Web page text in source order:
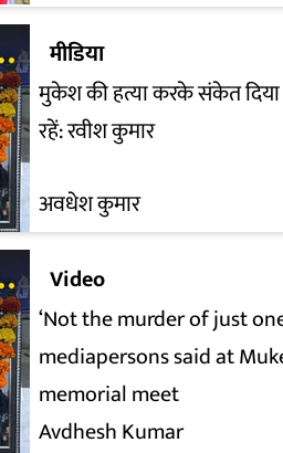
मीडिया
मुकेश की हत्या करके संकेत दिया
रहें: रवीश कुमार
अवधेश कुमार
Video
‘Not the murder of just
mediapersons said at
memorial meet
Avdhesh Kumar